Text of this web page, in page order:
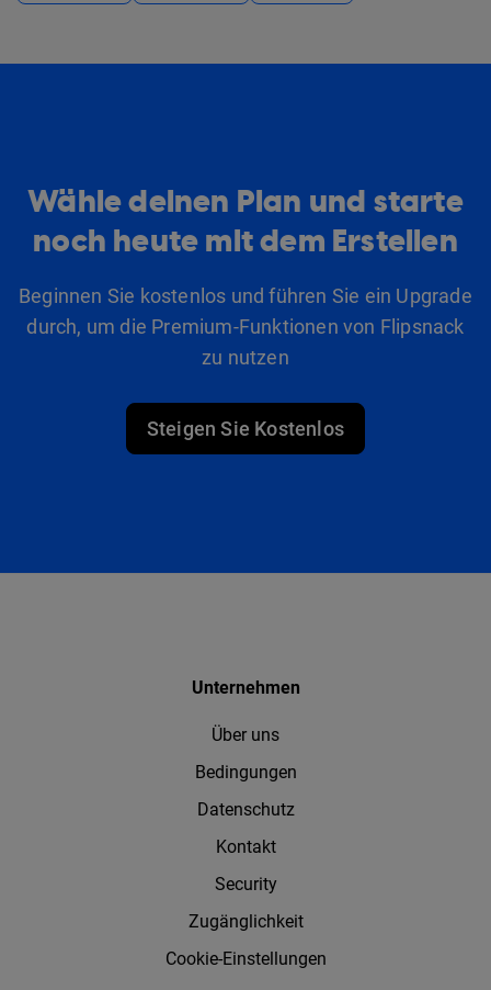
Wähle deinen Plan und starte
noch heute mit dem Erstellen
Beginnen Sie kostenlos und führen Sie ein Upgrade
durch, um die Premium-Funktionen von Flipsnack
zu nutzen
Steigen Sie Kostenlos
Unternehmen
Über uns
Bedingungen
Datenschutz
Kontakt
Security
Zugänglichkeit
Cookie-Einstellungen